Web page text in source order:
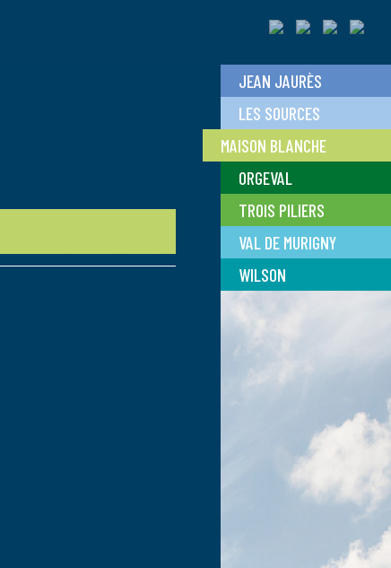
JEAN JAURÈS
LES SOURCES
MAISON BLANCHE
ORGEVAL
TROIS PILIERS
VAL DE MURIGNY
WILSON